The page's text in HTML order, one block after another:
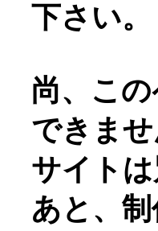
下さい。
尚、こ
できま
サイト
あと、